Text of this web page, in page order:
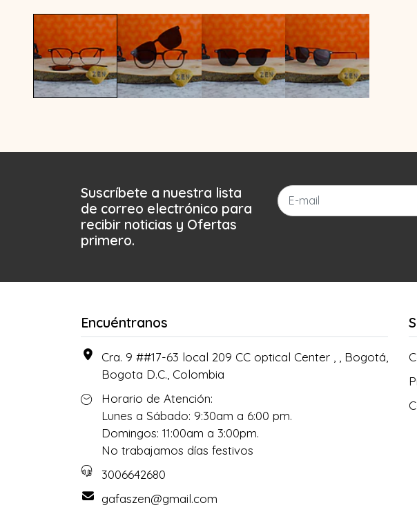
Suscríbete a nuestra lista
de correo electrónico para
recibir noticias y Ofertas
primero.
Encuéntranos
Cra. 9 ##17-63 local 209 CC optical Center , , Bogotá,
Bogota D.C., Colombia
Horario de Atención:
Lunes a Sábado: 9:30am a 6:00 pm.
Domingos: 11:00am a 3:00pm.
No trabajamos días festivos
3006642680
gafaszen@gmail.com